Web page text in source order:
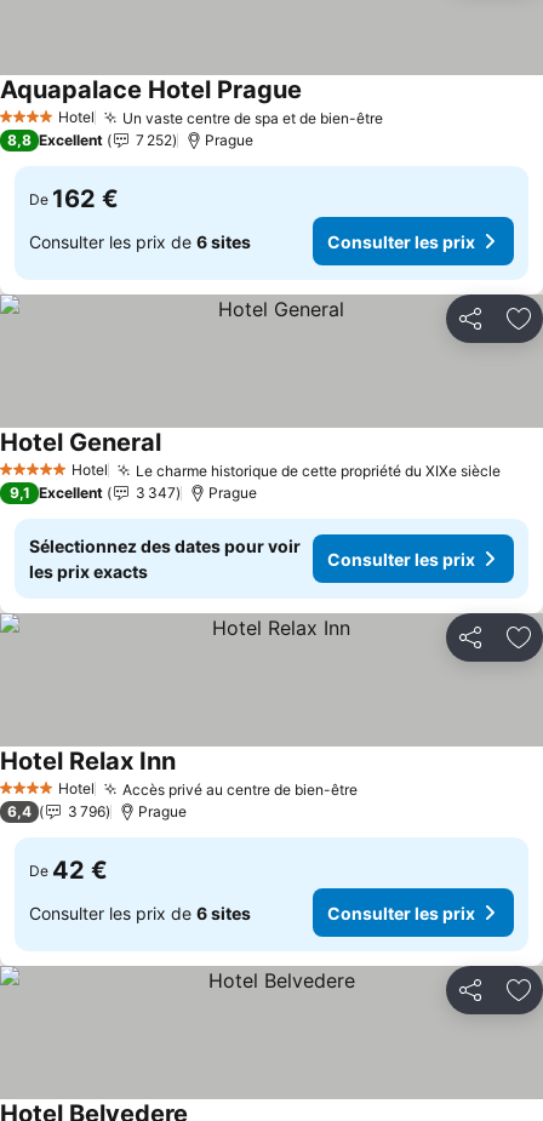
4 Étoiles Hotel Un vaste centre de spa et de bien-êtreConsulter les prix
Aquapalace Hotel Prague
8,8 Excellent 7 252 Prague
De 162 €
Consulter les prix de 6 sites Consulter les prix
Partager
5 Étoiles Hotel Le charme historique de cette propriété du XIXe siècle
Hotel GeneralConsulter les prix
9,1 Excellent 3 347 Prague
Sélectionnez des dates pour voir
les prix exacts
Consulter les prix
Partager
4 Étoiles Hotel Accès privé au centre de bien-êtreConsulter les prix
Hotel Relax InnConsulter les prix
6,4 3 796 Prague
De 42 €
Consulter les prix de 6 sites Consulter les prix
Partager
Hotel Belvedere